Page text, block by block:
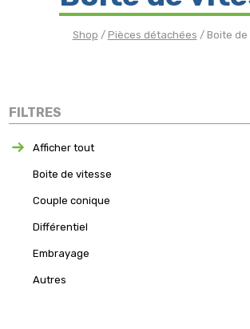
Shop / Pièces détachées / Boite de
FILTRES
Afficher tout
Boite de vitesse
Couple conique
Différentiel
Embrayage
autres